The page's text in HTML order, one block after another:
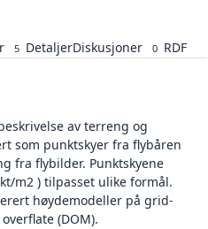
5 DetaljerDiskusjoner 0 RDF
av terreng og
som punktskyer fra flybåren
fra flybilder. Punktskyene
m2 ) tilpasset ulike formål.
høydemodeller på grid-
(DOM).